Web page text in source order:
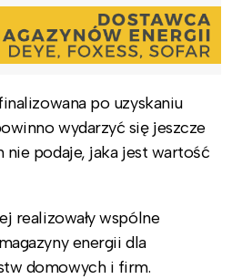
po uzyskaniu
wydarzyć się jeszcze
nie podaje, jaka jest wartość
realizowały wspólne
energii dla
domowych i firm.